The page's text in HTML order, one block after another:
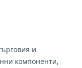
и
компоненти,